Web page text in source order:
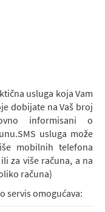
usluga koja Vam
dobijate na Vaš broj
informisani o
usluga može
mobilnih telefona
za više računa, a na
računa)
servis omogućava: